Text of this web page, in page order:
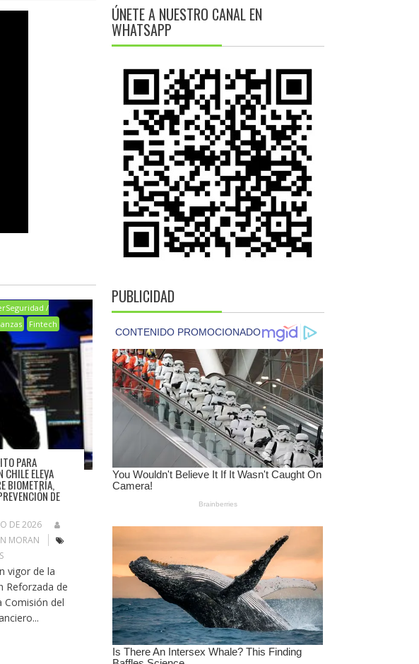
/
Fintech
PARA
CHILE ELEVA
BIOMETRÍA,
DE
DE 2026
MORAN
vigor de la
Reforzada de
Comisión del
ÚNETE A NUESTRO CANAL EN
WHATSAPP
PUBLICIDAD